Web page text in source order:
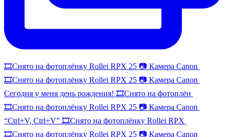
🎞️Снято на фотоплёнку Rollei RPX 25 📷 Камера Canon
🎞️Снято на фотоплёнку Rollei RPX 25 📷 Камера Canon
Сегодня у меня день рождения! 🎞️Снято на фотоплён
🎞️Снято на фотоплёнку Rollei RPX 25 📷 Камера Canon
“Ctrl+V, Ctrl+V” 🎞️Снято на фотоплёнку Rollei RPX
🎞️Снято на фотоплёнку Rollei RPX 25 📷 Камера Canon